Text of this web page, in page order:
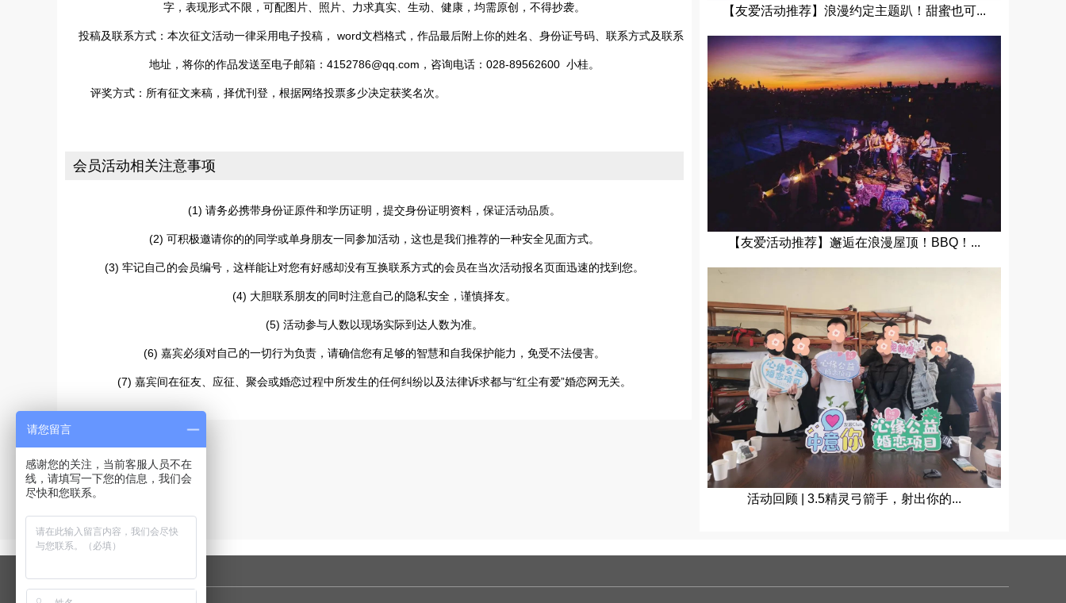
字，表现形式不限，可配图片、照片、力求真实、生动、健康，均需原创，不得抄袭。
投稿及联系方式：本次征文活动一律采用电子投稿， word文档格式，作品最后附上你的姓名、身份证号码、联系方式及联系
地址，将你的作品发送至电子邮箱： 4152786@qq.com ，咨询电话： 028-89562600 小桂。
评奖方式：所有征文来稿，择优刊登，根据网络投票多少决定获奖名次。
会员活动相关注意事项
(1) 请务必携带身份证原件和学历证明，提交身份证明资料，保证活动品质。
(2) 可积极邀请你的的同学或单身朋友一同参加活动，这也是我们推荐的一种安全见面方式。
(3) 牢记自己的会员编号，这样能让对您有好感却没有互换联系方式的会员在当次活动报名页面迅速的找到您。
(4) 大胆联系朋友的同时注意自己的隐私安全，谨慎择友。
(5) 活动参与人数以现场实际到达人数为准。
(6) 嘉宾必须对自己的一切行为负责，请确信您有足够的智慧和自我保护能力，免受不法侵害。
(7) 嘉宾间在征友、应征、聚会或婚恋过程中所发生的任何纠纷以及法律诉求都与“红尘有爱”婚恋网无关。
【友爱活动推荐】浪漫约定主题趴！甜蜜也可...
【友爱活动推荐】邂逅在浪漫屋顶！BBQ！...
活动回顾 | 3.5精灵弓箭手，射出你的...
请您留言
感谢您的关注，当前客服人员不在
线，请填写一下您的信息，我们会
尽快和您联系。